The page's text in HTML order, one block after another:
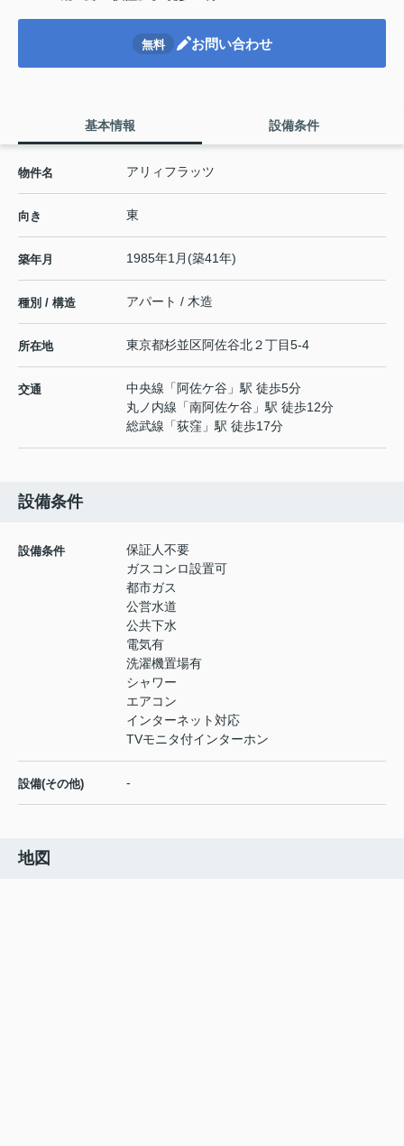
無料 お問い合わせ
基本情報 設備条件
物件名 アリィフラッツ
向き 東
築年月 1985年1月(築41年)
種別 / 構造 アパート / 木造
所在地 東京都杉並区阿佐谷北２丁目5-4
交通 中央線 「 阿佐ケ谷 」駅 徒歩5分
丸ノ内線 「南阿佐ケ谷 」駅 徒歩12分
総武線 「荻窪 」駅 徒歩17分
設備条件
設備条件
保証人不要
ガスコンロ設置可
都市ガス
公営水道
公共下水
電気有
洗濯機置場有
シャワー
エアコン
インターネット対応
TVモニタ付インターホン
設備(その他) -
地図